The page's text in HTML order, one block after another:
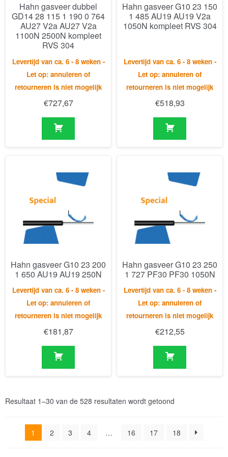
Hahn gasveer dubbel
GD14 28 115 1 190 0 764
AU27 V2a AU27 V2a
1100N 2500N kompleet
RVS 304
Levertijd van ca. 6 - 8 weken -
Let op: annuleren of
retourneren is niet mogelijk
€727,67
Hahn gasveer G10 23 150
1 485 AU19 AU19 V2a
1050N kompleet RVS 304
Levertijd van ca. 6 - 8 weken -
Let op: annuleren of
retourneren is niet mogelijk
€518,93
Hahn gasveer G10 23 200
1 650 AU19 AU19 250N
Levertijd van ca. 6 - 8 weken -
Let op: annuleren of
retourneren is niet mogelijk
€181,87
Hahn gasveer G10 23 250
1 727 PF30 PF30 1050N
Levertijd van ca. 6 - 8 weken -
Let op: annuleren of
retourneren is niet mogelijk
€212,55
Resultaat 1–30 van de 528 resultaten wordt getoond
1 2 3 4 … 16 17 18